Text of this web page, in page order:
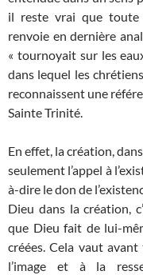
il reste vrai que toute
renvoie en dernière
« tournoyait sur les
dans lequel les
reconnaissent une
Sainte Trinité.
En effet, la création,
seulement l’appel à
à-dire le don de
Dieu dans la création,
que Dieu fait de lui-
créées. Cela vaut
l’image et à la